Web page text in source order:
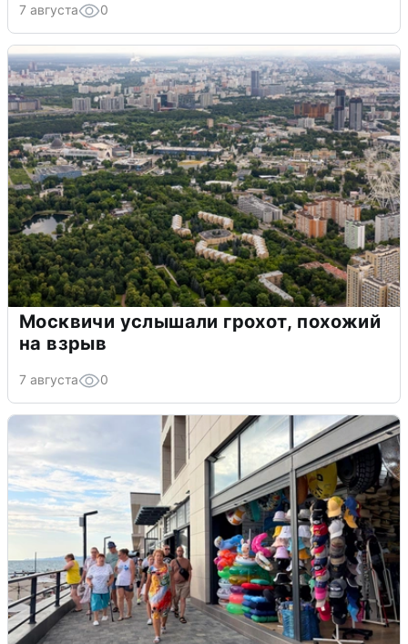
7 августа 0
Москвичи услышали грохот, похожий
на взрыв
7 августа 0